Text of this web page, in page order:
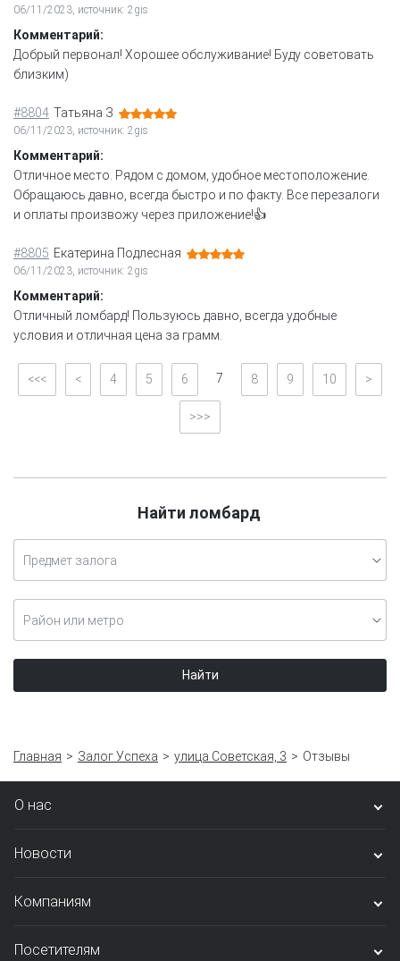
06/11/2023, источник: 2gis
Комментарий:
Добрый первонал! Хорошее обслуживание! Буду советовать
близким)
#8804 Татьяна З
06/11/2023, источник: 2gis
Комментарий:
Отличное место. Рядом с домом, удобное местоположение.
Обращаюсь давно, всегда быстро и по факту. Все перезалоги
и оплаты произвожу через приложение!👍
#8805 Екатерина Подлесная
06/11/2023, источник: 2gis
Комментарий:
Отличный ломбард! Пользуюсь давно, всегда удобные
условия и отличная цена за грамм.
<<< < 4 5 6 7 8 9 10 >
>>>
Найти ломбард
Предмет залога
Район или метро
Найти
Главная Залог Успеха улица Советская, 3 Отзывы
О нас
Новости
Компаниям
Посетителям